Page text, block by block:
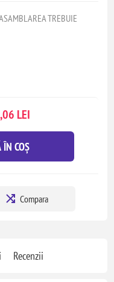
TREBUIE
LEI
COȘ
Compara
Recenzii